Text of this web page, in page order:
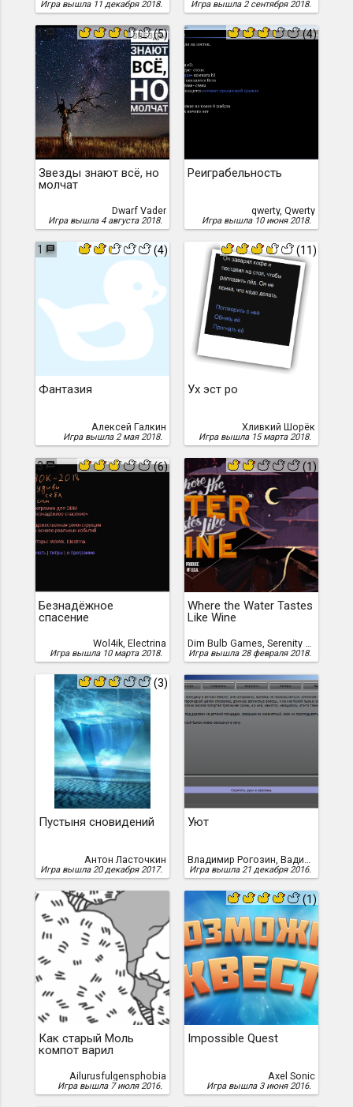
Игра вышла 11 декабря 2018. Игра вышла 2 сентября 2018.
1 (5)
Звезды знают всё, но
молчат
Dwarf Vader
Игра вышла 4 августа 2018.
(4)
Реиграбельность
qwerty, Qwerty
Игра вышла 10 июня 2018.
1 (4)
Фантазия
Алексей Галкин
Игра вышла 2 мая 2018.
(11)
Ух эст ро
Хливкий Шорёк
Игра вышла 15 марта 2018.
3 (6)
Безнадёжное
спасение
Wol4ik, Electrina
Игра вышла 10 марта 2018.
(1)
Where the Water Tastes
Like Wine
Dim Bulb Games, Serenity Forge
Игра вышла 28 февраля 2018.
(3)
Пустыня сновидений
Антон Ласточкин
Игра вышла 20 декабря 2017.
Уют
Владимир Рогозин, Вадим Герман, Владимир Рогозин, Аля Чадская, Ирина Лютикова
Игра вышла 21 декабря 2016.
Как старый Моль
компот варил
Ailurusfulgensphobia
Игра вышла 7 июля 2016.
(1)
Impossible Quest
Axel Sonic
Игра вышла 3 июня 2016.